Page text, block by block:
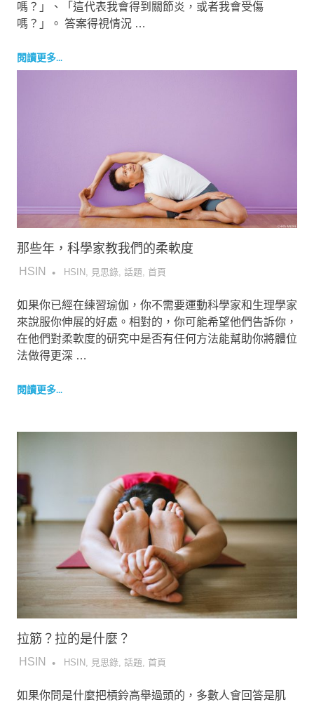
嗎？」、「這代表我會得到關節炎，或者我會受傷
嗎？」。 答案得視情況 …
閱讀更多...
那些年，科學家教我們的柔軟度
2017-06-30
HSIN HSIN 見思錄, 話題 首頁
如果你已經在練習瑜伽，你不需要運動科學家和生理學家
來說服你伸展的好處。相對的，你可能希望他們告訴你，
在他們對柔軟度的研究中是否有任何方法能幫助你將體位
法做得更深 …
閱讀更多...
拉筋？拉的是什麼？
2017-05-18
HSIN HSIN 見思錄, 話題 首頁
如果你問是什麼把槓鈴高舉過頭的，多數人會回答是肌